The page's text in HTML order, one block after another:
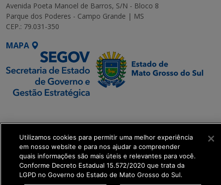
Avenida Poeta Manoel de Barros, S/N - Bloco 8
Parque dos Poderes - Campo Grande | MS
CEP.: 79.031-350
MAPA
Executiva de
Transformação Digital
get_footer();
Utilizamos cookies para permitir uma melhor experiência
em nosso website e para nos ajudar a compreender
quais informações são mais úteis e relevantes para você.
Conforme Decreto Estadual 15.572/2020 que trata da
LGPD no Governo do Estado de Mato Grosso do Sul.